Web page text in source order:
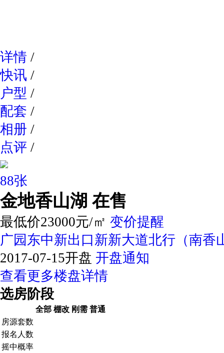
详情 /
快讯 /
户型 /
配套 /
相册 /
点评 /
88张
金地香山湖 在售
最低价23000元/㎡ 变价提醒
广园东中新出口新新大道北行（南香
2017-07-15开盘 开盘通知
查看更多楼盘详情
选房阶段
全部 棚改 刚需 普通
房源套数
报名人数
摇中概率